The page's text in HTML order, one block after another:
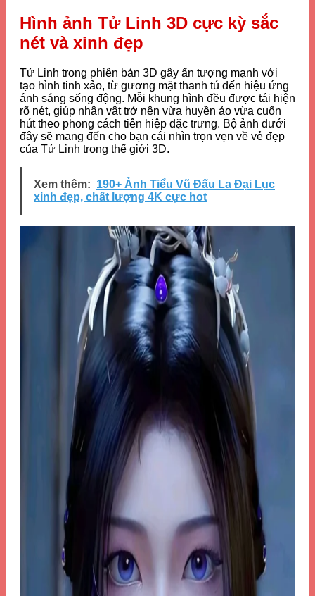
Hình ảnh Tử Linh 3D cực kỳ sắc
nét và xinh đẹp
Tử Linh trong phiên bản 3D gây ấn tượng mạnh với
tạo hình tinh xảo, từ gương mặt thanh tú đến hiệu ứng
ánh sáng sống động. Mỗi khung hình đều được tái hiện
rõ nét, giúp nhân vật trở nên vừa huyền ảo vừa cuốn
hút theo phong cách tiên hiệp đặc trưng. Bộ ảnh dưới
đây sẽ mang đến cho bạn cái nhìn trọn vẹn về vẻ đẹp
của Tử Linh trong thế giới 3D.
Xem thêm: 190+ Ảnh Tiểu Vũ Đấu La Đại Lục
xinh đẹp, chất lượng 4K cực hot